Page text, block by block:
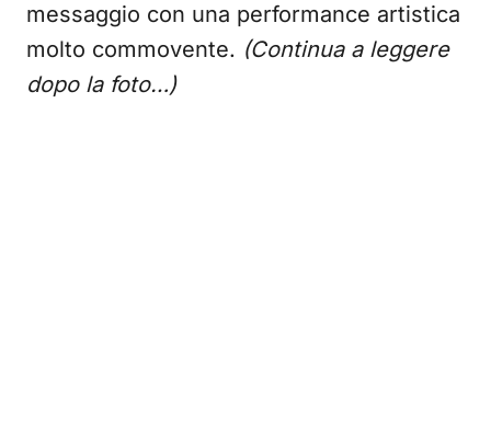
messaggio con una performance artistica
molto commovente. (Continua a leggere
dopo la foto…)